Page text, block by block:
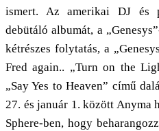
ismert. Az amerikai DJ és
debütáló albumát, a
kétrészes folytatás, a
Fred again.. „Turn on the
„Say Yes to Heaven” című
27. és január 1. között Anyma
Sphere-ben, hogy